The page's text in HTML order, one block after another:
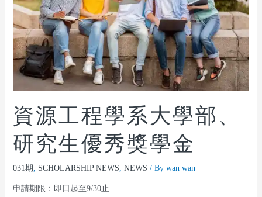
資源工程學系大學部、
研究生優秀獎學金
031期 , SCHOLARSHIP NEWS, NEWS / By wan wan
申請期限：即日起至9/30止